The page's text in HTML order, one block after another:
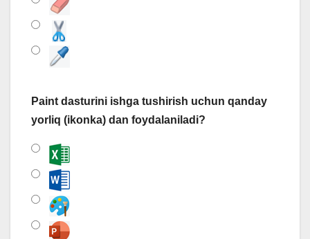
Paint dasturini ishga tushirish uchun qanday
yorliq (ikonka) dan foydalaniladi?